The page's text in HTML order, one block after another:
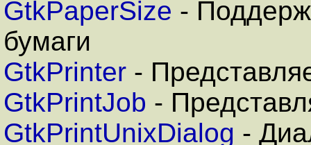
GtkPaperSize -
бумаги
GtkPrinter -
GtkPrintJob -
GtkPrintUnixDialog -